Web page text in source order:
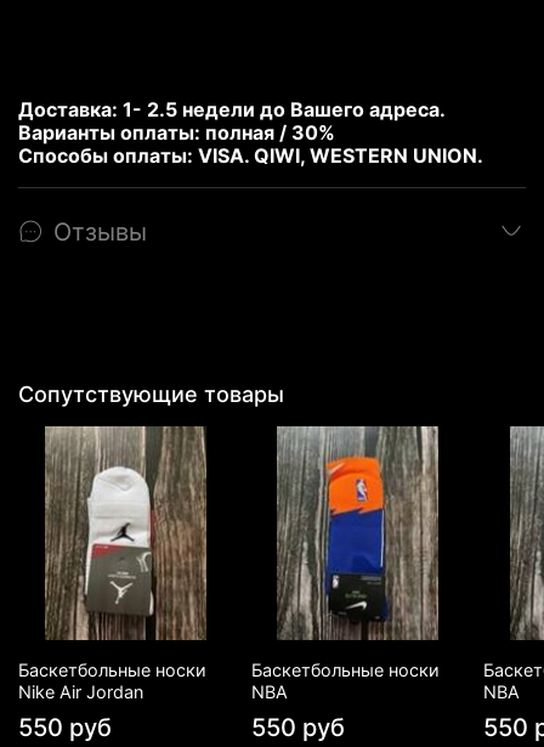
Доставка: 1- 2.5 недели до Вашего адреса.
Варианты оплаты: полная / 30%
Способы оплаты: VISA. QIWI, WESTERN UNION.
Отзывы
Сопутствующие товары
Баскетбольные носки
Nike Air Jordan
550 руб
Баскетбольные носки
NBA
550 руб
NBA
550